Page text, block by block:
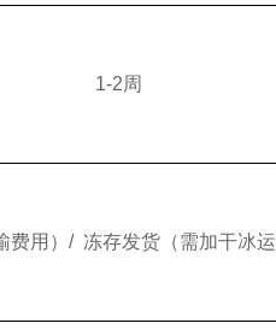
1-2周
费用）/ 冻存发货（需加干冰